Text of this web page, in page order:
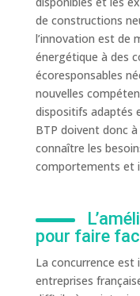
de constructions
l’innovation est de
énergétique à des
écoresponsables
nouvelles
dispositifs adaptés
BTP doivent donc
connaître les
comportements et
pour faire
La concurrence est
entreprises